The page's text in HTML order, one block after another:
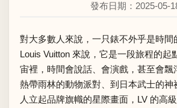
發布日期：2025-05-
對大多數人來說，一只錶不外乎是時間
Louis Vuitton 來說，它是一段旅程的起
宙裡，時間會說話、會演戲，甚至會飄
熱帶雨林的動物派對、到日本武士的神
人立起品牌旗幟的星際畫面，LV 的高